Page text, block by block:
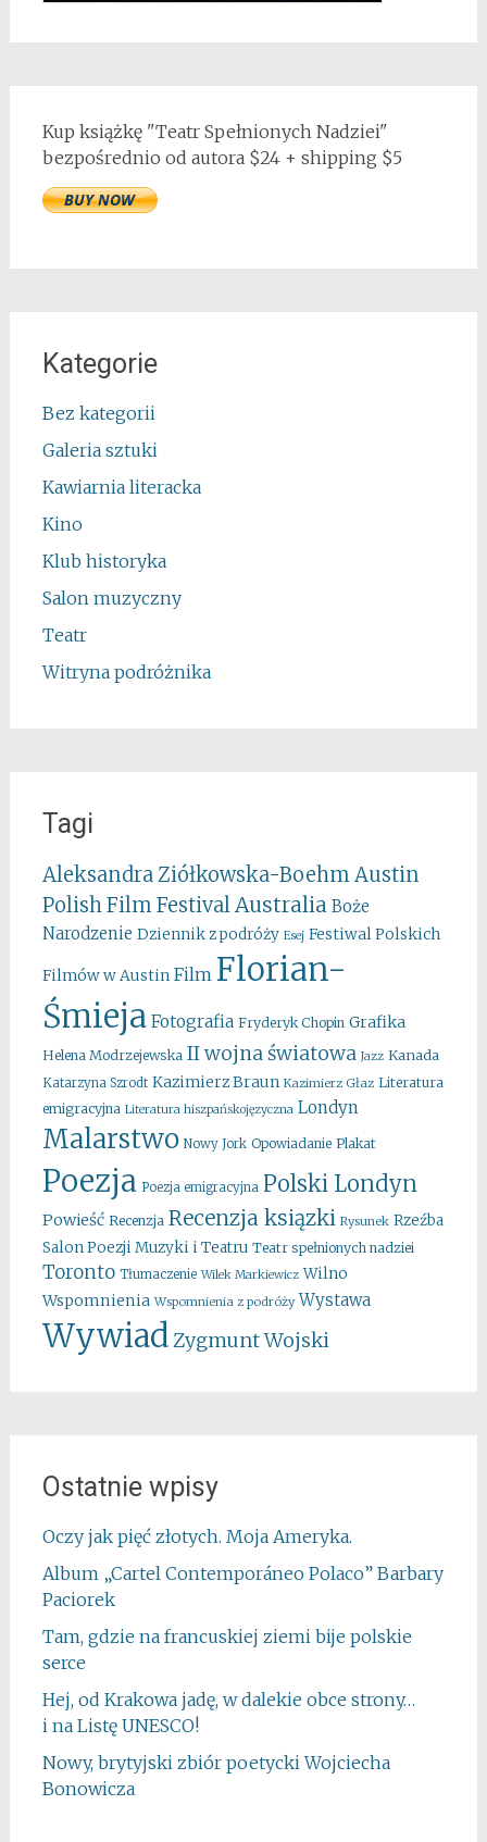
Kup książkę "Teatr Spełnionych Nadziei"
bezpośrednio od autora $24 + shipping $5
Kategorie
Bez kategorii
Galeria sztuki
Kawiarnia literacka
Kino
Klub historyka
Salon muzyczny
Teatr
Witryna podróżnika
Tagi
Aleksandra Ziółkowska-Boehm Austin
Polish Film FestivalAustralia Boże
Narodzenie Dziennik z podróży Esej Festiwal Polskich
Filmów w Austin Film Florian-
Śmieja Fotografia Fryderyk Chopin Grafika
Helena Modrzejewska II wojna światowa Jazz Kanada
Katarzyna Szrodt Kazimierz Braun Kazimierz Głaz Literatura
emigracyjna Literatura hiszpańskojęzyczna Londyn
Malarstwo Nowy Jork Opowiadanie Plakat
Poezja Poezja emigracyjna Polski Londyn
Powieść Recenzja Recenzja ksiązki Rysunek Rzeźba
Salon Poezji Muzyki i Teatru Teatr spełnionych nadziei
Toronto Tłumaczenie Wilek Markiewicz Wilno
Wspomnienia Wspomnienia z podróży Wystawa
WywiadZygmunt Wojski
Ostatnie wpisy
Oczy jak pięć złotych. Moja Ameryka.
Album „Cartel Contemporáneo Polaco” Barbary
Paciorek
Tam, gdzie na francuskiej ziemi bije polskie
serce
Hej, od Krakowa jadę, w dalekie obce strony…
i na Listę UNESCO!
Nowy, brytyjski zbiór poetycki Wojciecha
Bonowicza